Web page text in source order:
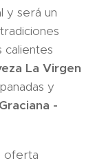
y será un
calientes
La Virgen
y
Graciana -
oferta